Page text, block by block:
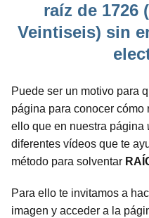
raíz de 1726
Veintiseis) sin
Puede ser un motivo para
página para conocer cómo
ello que en nuestra página
diferentes vídeos que te
método para solventar
Para ello te invitamos a
imagen y acceder a la